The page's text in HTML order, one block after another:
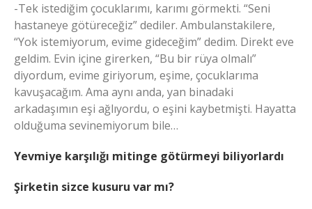
-Tek istediğim çocuklarımı, karımı görmekti. “Seni
hastaneye götüreceğiz” dediler. Ambulanstakilere,
“Yok istemiyorum, evime gideceğim” dedim. Direkt eve
geldim. Evin içine girerken, “Bu bir rüya olmalı”
diyordum, evime giriyorum, eşime, çocuklarıma
kavuşacağım. Ama aynı anda, yan binadaki
arkadaşımın eşi ağlıyordu, o eşini kaybetmişti. Hayatta
olduğuma sevinemiyorum bile…
Yevmiye karşılığı mitinge götürmeyi biliyorlardı
Şirketin sizce kusuru var mı?